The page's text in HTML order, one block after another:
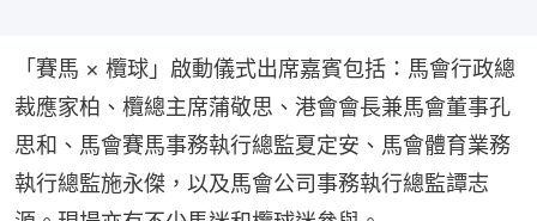
「賽馬 × 欖球」啟動儀式出席嘉賓包括：馬會行政總
裁應家柏、欖總主席蒲敬思、港會會長兼馬會董事孔
思和、馬會賽馬事務執行總監夏定安、馬會體育業務
執行總監施永傑，以及馬會公司事務執行總監譚志